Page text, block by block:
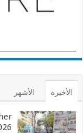
الأخيرة الأشهر